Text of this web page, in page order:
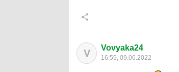
V Vovyaka24
16:59, 09.06.2022